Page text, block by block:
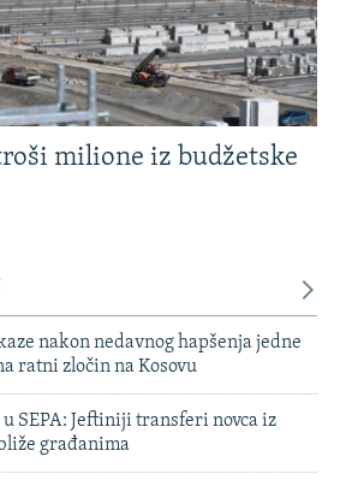
milione iz budžetske
nakon nedavnog hapšenja jedne
ratni zločin na Kosovu
SEPA: Jeftiniji transferi novca iz
građanima